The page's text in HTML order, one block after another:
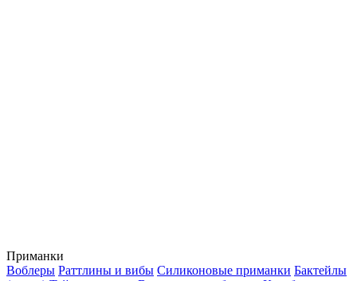
Приманки
Воблеры Раттлины и вибы Силиконовые приманки Бактейлы